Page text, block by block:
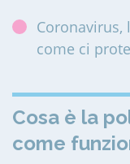
Coronavirus,
come ci
Cosa è la
come